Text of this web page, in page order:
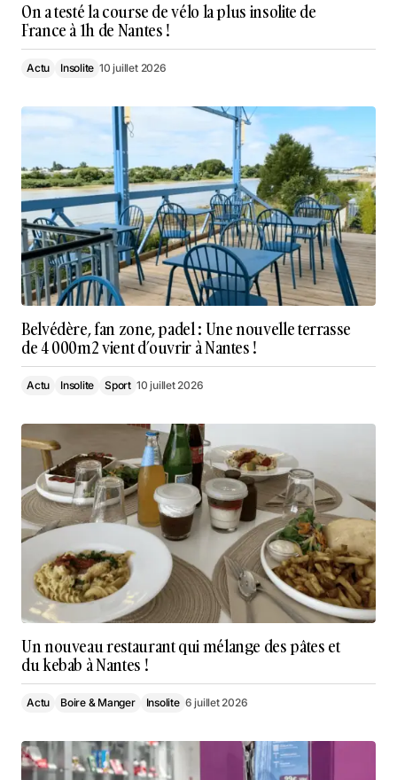
On a testé la course de vélo la plus insolite de
France à 1h de Nantes !
Actu Insolite 10 juillet 2026
Belvédère, fan zone, padel : Une nouvelle terrasse
de 4 000m2 vient d’ouvrir à Nantes !
Actu Insolite Sport 10 juillet 2026
Un nouveau restaurant qui mélange des pâtes et
du kebab à Nantes !
Actu Boire & Manger Insolite 6 juillet 2026